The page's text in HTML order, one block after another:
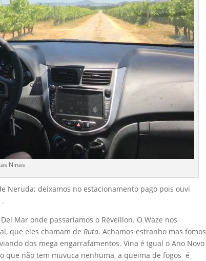
Ninas
Neruda; deixamos no estacionamento pago pois ouvi
Mar onde passaríamos o Réveillon. O Waze nos
que eles chamam de Ruta. Achamos estranho mas fomos
dos mega engarrafamentos. Vina é igual o Ano Novo
que não tem muvuca nenhuma, a queima de fogos é